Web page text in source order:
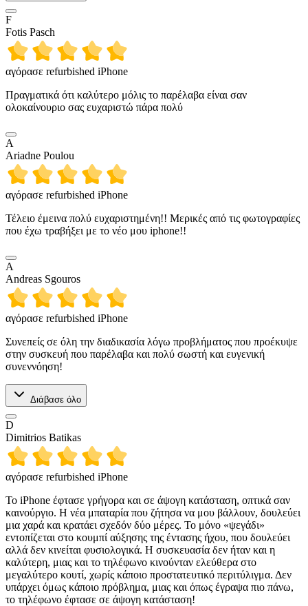
F
Fotis Pasch
αγόρασε refurbished iPhone
Πραγματικά ότι καλύτερο μόλις το παρέλαβα είναι σαν
ολοκαίνουριο σας ευχαριστώ πάρα πολύ
A
Ariadne Poulou
αγόρασε refurbished iPhone
Τέλειο έμεινα πολύ ευχαριστημένη!! Μερικές από τις φωτογραφίες
που έχω τραβήξει με το νέο μου iphone!!
A
Andreas Sgouros
αγόρασε refurbished iPhone
Συνεπείς σε όλη την διαδικασία λόγω προβλήματος που προέκυψε
στην συσκευή που παρέλαβα και πολύ σωστή και ευγενική
συνεννόηση!
Διάβασε όλο
D
Dimitrios Batikas
αγόρασε refurbished iPhone
Το iPhone έφτασε γρήγορα και σε άψογη κατάσταση, οπτικά σαν
καινούργιο. Η νέα μπαταρία που ζήτησα να μου βάλλουν, δουλεύει
μια χαρά και κρατάει σχεδόν δύο μέρες. Το μόνο «ψεγάδι»
εντοπίζεται στο κουμπί αύξησης της έντασης ήχου, που δουλεύει
αλλά δεν κινείται φυσιολογικά. Η συσκευασία δεν ήταν και η
καλύτερη, μιας και το τηλέφωνο κινούνταν ελεύθερα στο
μεγαλύτερο κουτί, χωρίς κάποιο προστατευτικό περιτύλιγμα. Δεν
υπάρχει όμως κάποιο πρόβλημα, μιας και όπως έγραψα πιο πάνω,
το τηλέφωνο έφτασε σε άψογη κατάσταση!